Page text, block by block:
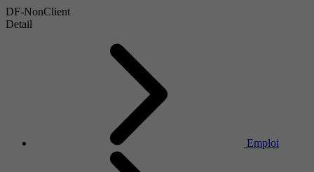
DF-NonClient
Detail
Emploi